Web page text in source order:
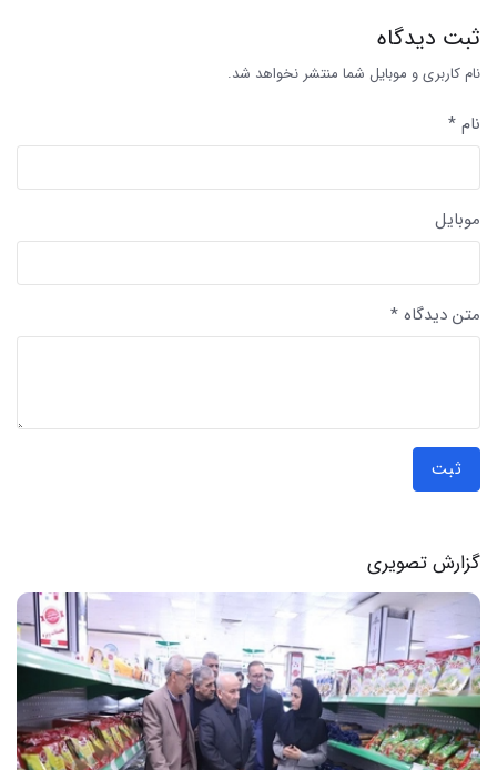
ثبت دیدگاه
نام کاربری و موبایل شما منتشر نخواهد شد.
نام *
موبایل
متن دیدگاه *
ثبت
گزارش تصویری